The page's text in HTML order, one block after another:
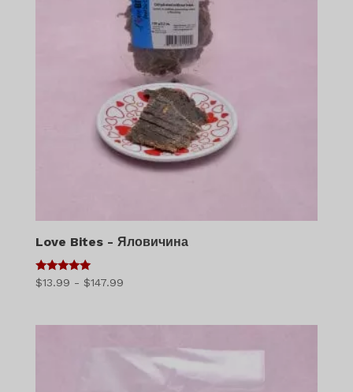
Love Bites - Яловичина
5
з 5
$13.99 - $147.99Діапазон
$147.99